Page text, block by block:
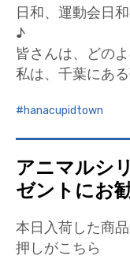
日和、運動会日
♪
皆さんは、どの
私は、千葉にあ
hanacupidtown
アニマルシ
ゼントにお
本日入荷した商
押しがこちら